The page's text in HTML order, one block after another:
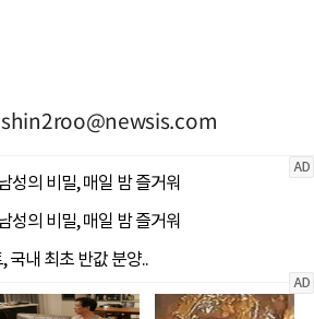
shin2roo@newsis.com